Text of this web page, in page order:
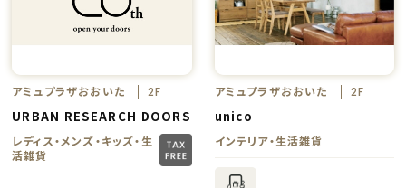
アミュプラザおおいた 2F
URBAN RESEARCH DOORS
レディス・メンズ・キッズ・生
活雑貨
アミュプラザおおいた 2F
unico
インテリア・生活雑貨